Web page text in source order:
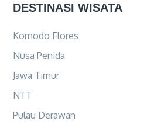
DESTINASI WISATA
Komodo Flores
Nusa Penida
Jawa Timur
NTT
Pulau Derawan